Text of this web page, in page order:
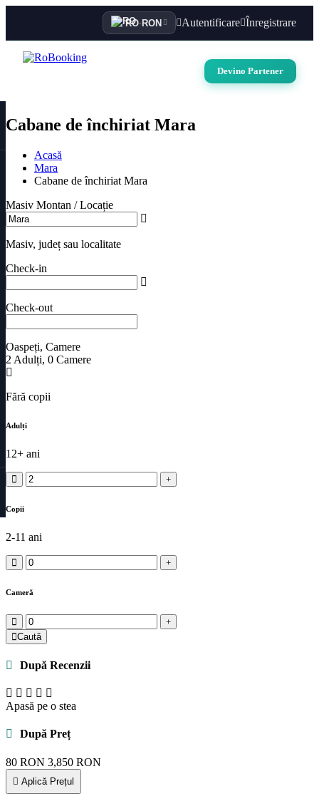
RO·RON Autentificare Înregistrare
Devino Partener
Cabane de închiriat Mara
Acasă
Mara
Cabane de închiriat Mara
Masiv Montan / Locație
Masiv, județ sau localitate
Check-in
Check-out
Oaspeți, Camere
2 Adulți, 0 Camere
Fără copii
Adulți
12+ ani
Copii
2-11 ani
Cameră
Caută
După Recenzii
Apasă pe o stea
După Preț
80 RON 3,850 RON
Aplică Prețul